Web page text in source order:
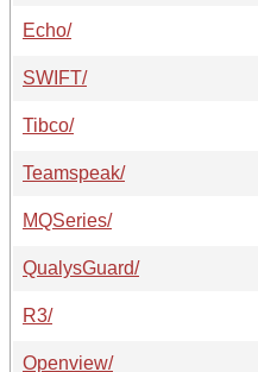
Echo/
SWIFT/
Tibco/
Teamspeak/
MQSeries/
QualysGuard/
R3/
Openview/